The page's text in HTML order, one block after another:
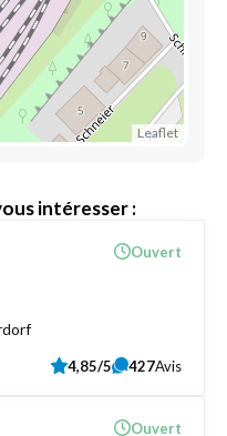
Leaflet
intéresser :
Ouvert
4,85/5 427Avis
Ouvert